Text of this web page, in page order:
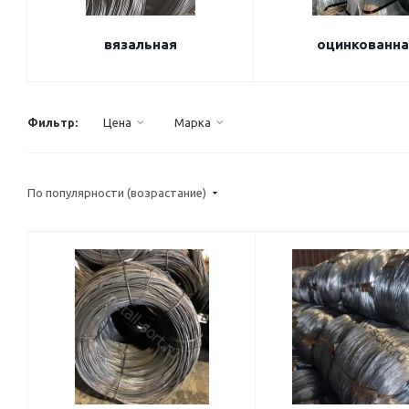
вязальная
Фильтр: Цена Марка
По популярности (возрастание)